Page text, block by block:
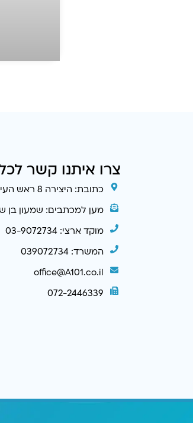
צרו איתנו קשר
כתובת: היצירה 8 ראש העין – מתחם הרץ
מען למכתבים: שמעון בן שטח 44
מוקד ארצי: 03-9072734
המשרד: 039072734
office@A101.co.il
072-2446339